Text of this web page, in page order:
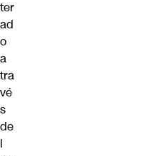
ter
ad
o
a
tra
vé
s
de
l